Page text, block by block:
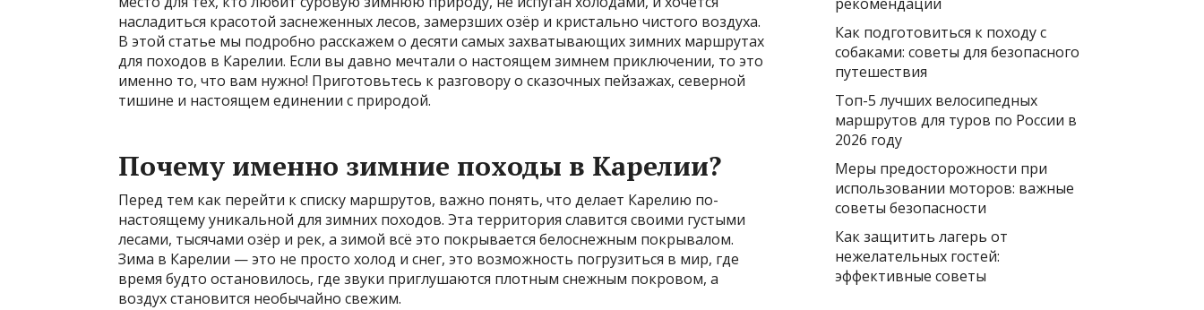
насладиться красотой заснеженных лесов, замерзших озёр и кристально чистого воздуха.
В этой статье мы подробно расскажем о десяти самых захватывающих зимних маршрутах
для походов в Карелии. Если вы давно мечтали о настоящем зимнем приключении, то это
именно то, что вам нужно! Приготовьтесь к разговору о сказочных пейзажах, северной
тишине и настоящем единении с природой.
Почему именно зимние походы в Карелии?
Перед тем как перейти к списку маршрутов, важно понять, что делает Карелию по-
настоящему уникальной для зимних походов. Эта территория славится своими густыми
лесами, тысячами озёр и рек, а зимой всё это покрывается белоснежным покрывалом.
Зима в Карелии — это не просто холод и снег, это возможность погрузиться в мир, где
время будто остановилось, где звуки приглушаются плотным снежным покровом, а
воздух становится необычайно свежим.
Как подготовиться к походу с
собаками: советы для безопасного
путешествия
Топ-5 лучших велосипедных
маршрутов для туров по России в
2026 году
Меры предосторожности при
использовании моторов: важные
советы безопасности
Как защитить лагерь от
нежелательных гостей:
эффективные советы